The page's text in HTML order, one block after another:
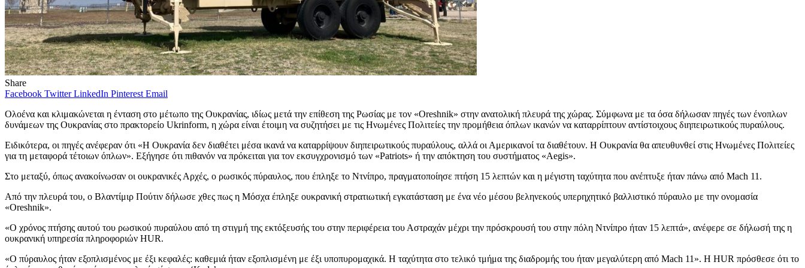
Share
Facebook Twitter LinkedIn Pinterest Email
Ολοένα και κλιμακώνεται η ένταση στο μέτωπο της Ουκρανίας, ιδίως μετά την επίθεση της Ρωσίας με τον «Oreshnik» στην ανατολική πλευρά της χώρας. Σύμφωνα με τα όσα δήλωσαν πηγές των ένοπλων
δυνάμεων της Ουκρανίας στο πρακτορείο Ukrinform, η χώρα είναι έτοιμη να συζητήσει με τις Ηνωμένες Πολιτείες την προμήθεια όπλων ικανών να καταρρίπτουν αντίστοιχους διηπειρωτικούς πυραύλους.
Ειδικότερα, οι πηγές ανέφεραν ότι «Η Ουκρανία δεν διαθέτει μέσα ικανά να καταρρίψουν διηπειρωτικούς πυραύλους, αλλά οι Αμερικανοί τα διαθέτουν. Η Ουκρανία θα απευθυνθεί στις Ηνωμένες Πολιτείες
για τη μεταφορά τέτοιων όπλων». Εξήγησε ότι πιθανόν να πρόκειται για τον εκσυγχρονισμό των «Patriots» ή την απόκτηση του συστήματος «Aegis».
Στο μεταξύ, όπως ανακοίνωσαν οι ουκρανικές Αρχές, ο ρωσικός πύραυλος, που έπληξε το Ντνίπρο, πραγματοποίησε πτήση 15 λεπτών και η μέγιστη ταχύτητα που ανέπτυξε ήταν πάνω από Mach 11.
Από την πλευρά του, ο Βλαντίμιρ Πούτιν δήλωσε χθες πως η Μόσχα έπληξε ουκρανική στρατιωτική εγκατάσταση με ένα νέο μέσου βεληνεκούς υπερηχητικό βαλλιστικό πύραυλο με την ονομασία
«Oreshnik».
«Ο χρόνος πτήσης αυτού του ρωσικού πυραύλου από τη στιγμή της εκτόξευσής του στην περιφέρεια του Αστραχάν μέχρι την πρόσκρουσή του στην πόλη Ντνίπρο ήταν 15 λεπτά», ανέφερε σε δήλωσή της η
ουκρανική υπηρεσία πληροφοριών HUR.
«Ο πύραυλος ήταν εξοπλισμένος με έξι κεφαλές: καθεμιά ήταν εξοπλισμένη με έξι υποπυρομαχικά. Η ταχύτητα στο τελικό τμήμα της διαδρομής του ήταν μεγαλύτερη από Mach 11». Η HUR πρόσθεσε ότι το